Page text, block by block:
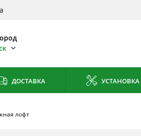
ДОСТАВКА УСТАНОВКА
лофт